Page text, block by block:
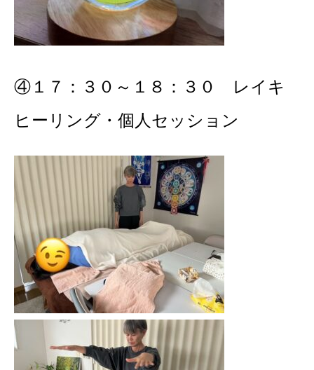
④１７：３０～１８：３０ レイキ
ヒーリング・個人セッション